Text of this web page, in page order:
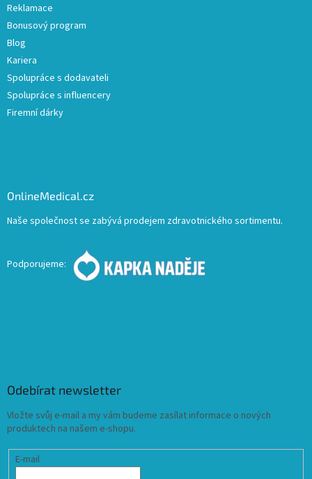
Reklamace
Bonusový program
Blog
Kariera
Spolupráce s dodavateli
Spolupráce s influencery
Firemní dárky
OnlineMedical.cz
Naše společnost se zabývá prodejem zdravotnického sortimentu.
Podporujeme:
Odebírat newsletter
Vložte svůj e-mail a my vám budeme zasílat informace o nových
produktech na našem e-shopu.
E-mail